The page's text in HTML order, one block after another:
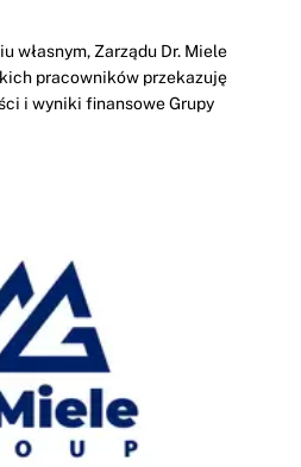
własnym, Zarządu Dr. Miele
pracowników przekazuję
i wyniki finansowe Grupy